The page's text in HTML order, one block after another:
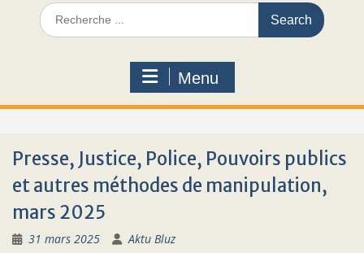
Search
for:
Menu
Presse, Justice, Police, Pouvoirs publics
et autres méthodes de manipulation,
mars 2025
31 mars 2025 Aktu Bluz